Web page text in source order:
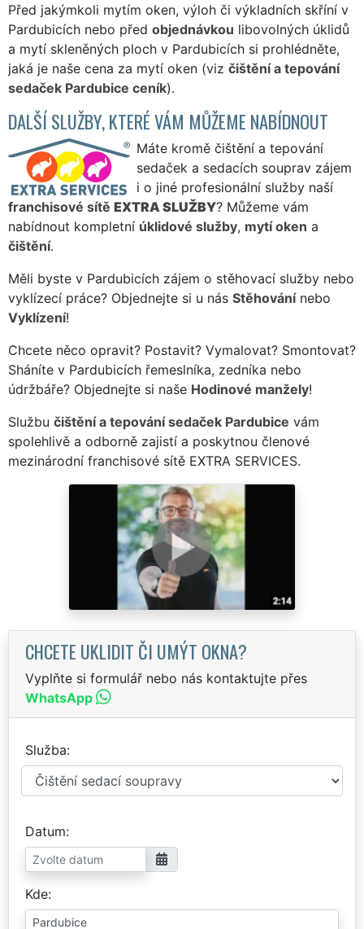
Před jakýmkoli mytím oken, výloh či výkladních skříní v
Pardubicích nebo před objednávkou libovolných úklidů
a mytí skleněných ploch v Pardubicích si prohlédněte,
jaká je naše cena za mytí oken (viz čištění a tepování
sedaček Pardubice ceník).
DALŠÍ SLUŽBY, KTERÉ VÁM MŮŽEME NABÍDNOUT
Máte kromě čištění a tepování
sedaček a sedacích souprav zájem
i o jiné profesionální služby naší
franchisové sítě EXTRA SLUŽBY? Můžeme vám
nabídnout kompletní úklidové služby, mytí oken a
čištění.
Měli byste v Pardubicích zájem o stěhovací služby nebo
vyklízecí práce? Objednejte si u nás Stěhovánínebo
Vyklízení!
Chcete něco opravit? Postavit? Vymalovat? Smontovat?
Sháníte v Pardubicích řemeslníka, zedníka nebo
údržbáře? Objednejte si naše Hodinové manžely!
Službu čištění a tepování sedaček Pardubice vám
spolehlivě a odborně zajistí a poskytnou členové
mezinárodní franchisové sítě EXTRA SERVICES.
CHCETE UKLIDIT ČI UMÝT OKNA?
Vyplňte si formulář nebo nás kontaktujte přes
WhatsApp
Služba
Datum
Kde